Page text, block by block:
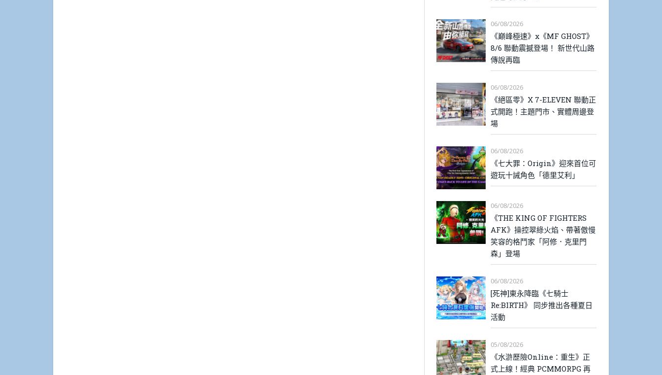
06/08/2026
《巔峰極速》x《MF GHOST》
8/6 聯動震撼登場！ 新世代山路
傳說再臨
06/08/2026
《絕區零》X 7-ELEVEN 聯動正
式開跑！主題門市、實體周邊登
場
06/08/2026
《七大罪：Origin》迎來首位可
遊玩十誡角色「德里艾利」
06/08/2026
《THE KING OF FIGHTERS
AFK》操控翠綠火焰、帶著傲慢
笑容的格鬥家「阿修．克里門
森」登場
06/08/2026
[死神]東永降臨《七騎士
Re:BIRTH》 同步推出各種夏日
活動
05/08/2026
《水滸歷險Online：重生》正
式上線！經典 PCMMORPG 再